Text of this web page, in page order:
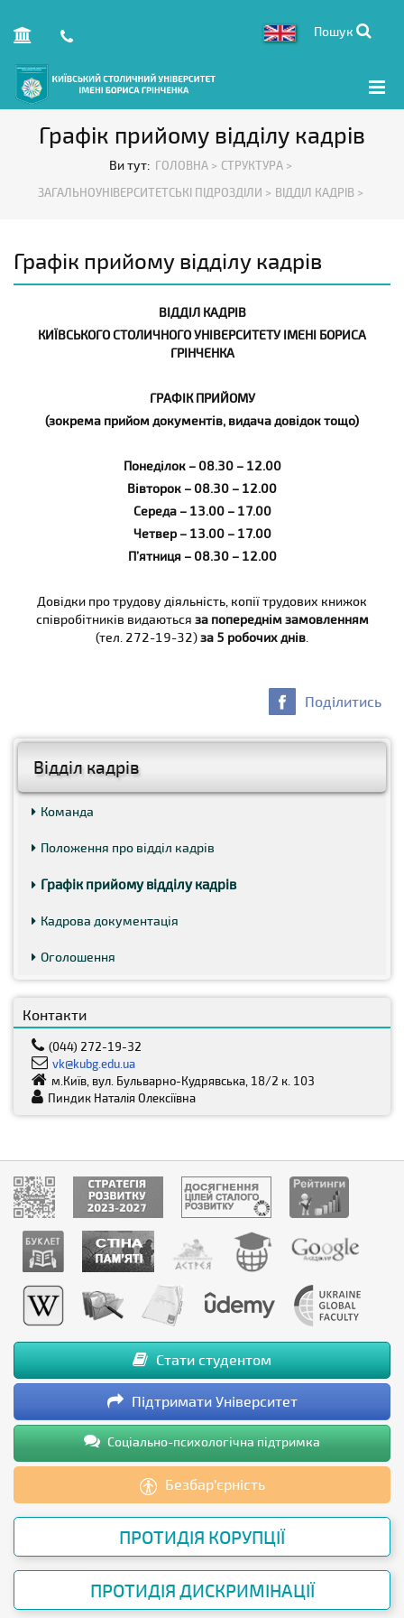
Пошук
Графік прийому відділу кадрів
Ви тут: ГОЛОВНА > СТРУКТУРА >
ЗАГАЛЬНОУНІВЕРСИТЕТСЬКІ ПІДРОЗДІЛИ > ВІДДІЛ КАДРІВ >
Відділ кадрів
Команда
Положення про відділ кадрів
Графік прийому відділу кадрів
Кадрова документація
Оголошення
Контакти
(044) 272-19-32
vk@kubg.edu.ua
м.Київ, вул. Бульварно-Кудрявська, 18/2 к. 103
Пиндик Наталія Олексіївна
Графік прийому відділу кадрів
ВІДДІЛ КАДРІВ
КИЇВСЬКОГО СТОЛИЧНОГО УНІВЕРСИТЕТУ ІМЕНІ БОРИСА
ГРІНЧЕНКА
ГРАФІК ПРИЙОМУ
(зокрема прийом документів, видача довідок тощо)
Понеділок – 08.30 – 12.00
Вівторок – 08.30 – 12.00
Середа – 13.00 – 17.00
Четвер – 13.00 – 17.00
П’ятниця – 08.30 – 12.00
Довідки про трудову діяльність, копії трудових книжок
співробітників видаються за попереднім замовленням
(тел. 272-19-32)за 5 робочих днів
Поділитись
Стати студентом
Підтримати Університет
Соціально-психологічна підтримка
Безбар’єрність
ПРОТИДІЯ КОРУПЦІЇ
ПРОТИДІЯ ДИСКРИМІНАЦІЇ